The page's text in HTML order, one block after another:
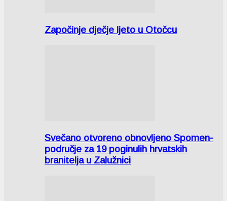
Započinje dječje ljeto u Otočcu
Svečano otvoreno obnovljeno Spomen-
područje za 19 poginulih hrvatskih
branitelja u Zalužnici